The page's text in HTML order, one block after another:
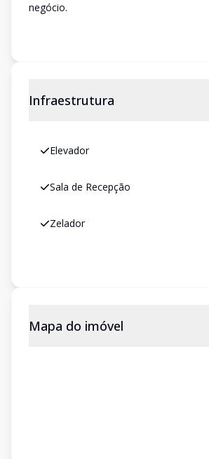
negócio.
Infraestrutura
Elevador
Sala de Recepção
Zelador
Mapa do imóvel